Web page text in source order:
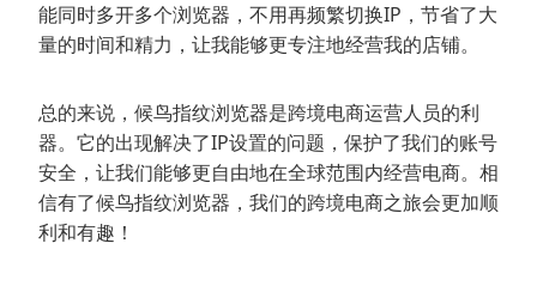
能同时多开多个浏览器，不用再频繁切换IP，节省了大
量的时间和精力，让我能够更专注地经营我的店铺。
总的来说，候鸟指纹浏览器是跨境电商运营人员的利
器。它的出现解决了IP设置的问题，保护了我们的账号
安全，让我们能够更自由地在全球范围内经营电商。相
信有了候鸟指纹浏览器，我们的跨境电商之旅会更加顺
利和有趣！